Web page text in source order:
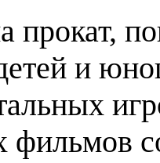
прокат,
и
фильмов